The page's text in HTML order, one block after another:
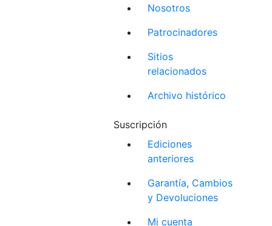
Nosotros
Patrocinadores
Sitios
relacionados
Archivo histórico
Suscripción
Ediciones
anteriores
Garantía, Cambios
y Devoluciones
Mi cuenta